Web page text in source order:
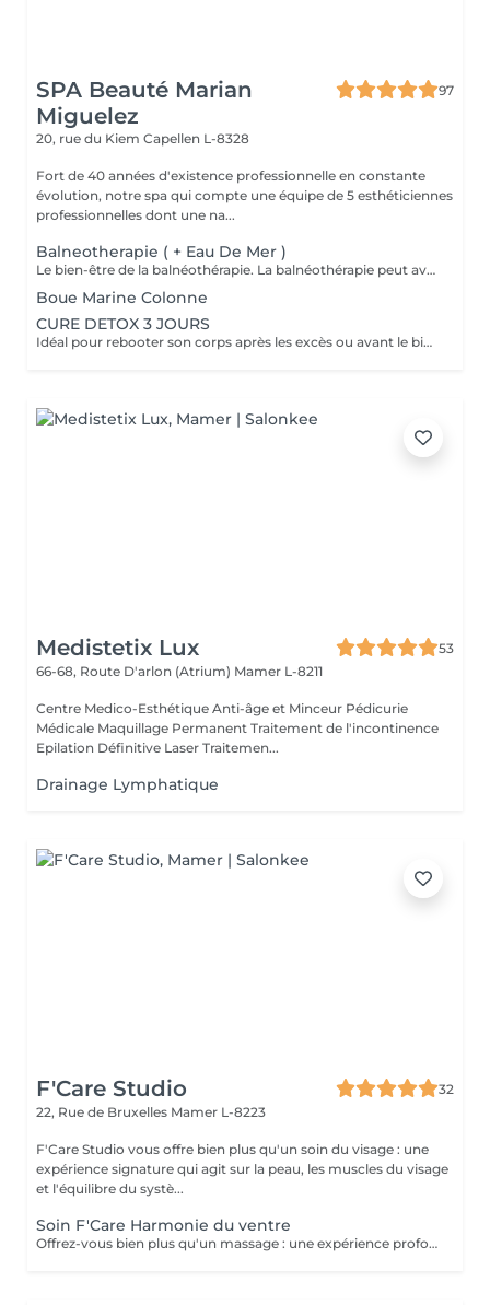
SPA Beauté Marian
Miguelez
97
20, rue du Kiem Capellen L-8328
Fort de 40 années d'existence professionnelle en constante
évolution, notre spa qui compte une équipe de 5 esthéticiennes
professionnelles dont une na...
Balneotherapie ( + Eau De Mer )
Le bien-être de la balnéothérapie. La balnéothérapie peut avoir de nombreuses applications aussi bien dans le domaine de la santé que celui de la beauté. Elle vous permet de soulager les douleurs de l'arthrose, de faciliter la récupération de n'importe quel processus traumatique, problèmes osseux, musculaires et ligamenteux, et de réduire l'état dépressif ainsi que le stress.
Boue Marine Colonne
CURE DETOX 3 JOURS
Idéal pour rebooter son corps après les excès ou avant le bikini et la playa JOUR 1 -Déclencher la détox -Enveloppement détoxinant -Bain bouillonnant -Jet spa oxygène -Pressothérapie -Jus de fruits et légumes bios frais maison JOUR 2 -Phase d'attaque -Boue marine -Cupping (vacuum thérapie) -Pressothérapie -Jet spa oxygène -Massage -Jus de fruits et légumes bios frais maison JOUR 3 -Éliminer et oxygéner -Enveloppement détoxinant -Drainage lymphatique -Bain bouillonnant -Jet spa oxygène -Jus de fruits et légumes bios frais maison
Medistetix Lux
53
66-68, Route D'arlon (Atrium) Mamer L-8211
Centre Medico-Esthétique Anti-âge et Minceur Pédicurie
Médicale Maquillage Permanent Traitement de l'incontinence
Epilation Définitive Laser Traitemen...
Drainage Lymphatique
F'Care Studio
32
22, Rue de Bruxelles Mamer L-8223
F'Care Studio vous offre bien plus qu'un soin du visage : une
expérience signature qui agit sur la peau, les muscles du visage
et l'équilibre du systè...
Soin F'Care Harmonie du ventre
Offrez-vous bien plus qu'un massage : une expérience profonde qui invite le corps à se libérer, se rééquilibrer et retrouver son intelligence naturelle. Le soin F'Care Harmonie du ventre est un soin signature inspiré du Chi Nei Tsang, un massage abdominal issu de la tradition taoïste, associé à des techniques de drainage lymphatique profond et de travail manuel ciblé. Cette approche globale vise à libérer les tensions abdominales, stimuler les fonctions naturelles d'élimination et favoriser une sensation de légèreté et d'harmonie intérieure. Le ventre, souvent considéré comme notre deuxième cerveau, est au coeur de ce soin. En relâchant les tensions physiques et émotionnelles accumulées, il devient un espace de respiration, de fluidité et de vitalité retrouvée. Grâce à des gestes précis et profonds, ce massage contribue également à améliorer la qualité de la peau et à affiner visuellement la silhouette. Bienfaits principaux : - Stimulation des fonctions naturelles du métabolisme - Amélioration du confort digestif et du transit intestinal - Soutien aux processus naturels de détoxification - Réduction de la rétention d'eau et sensation de légèreté - Amélioration de la tonicité et de la qualité de la peau - Libération des tensions physiques et nerveuses du ventre Recommandé en cas de : Tensions abdominales, inconfort digestif, sensation de gonflement, rétention d'eau, surcharge émotionnelle ou périodes de déséquilibre (fatigue, stress, cycle menstruel). Résultat : Le ventre se détend profondément, le corps retrouve de la fluidité et l'esprit gagne en clarté, en apaisement et en énergie.